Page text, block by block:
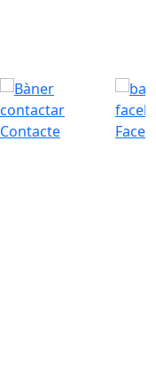
Contacte